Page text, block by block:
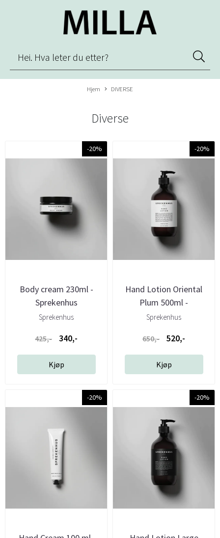
Hjem DIVERSE
Diverse
-20%
Body cream 230ml -
Sprekenhus
Sprekenhus
425,- 340,-
Kjøp
-20%
Hand Lotion Oriental
Plum 500ml -
Sprekenhus
Sprekenhus
650,- 520,-
Kjøp
-20% -20%